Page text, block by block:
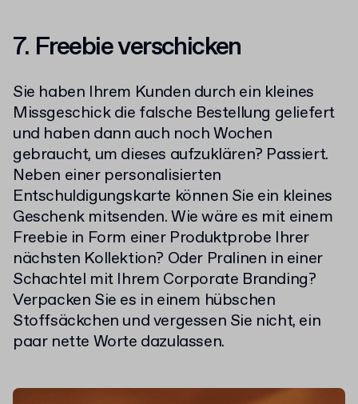
7. Freebie verschicken
Sie haben Ihrem Kunden durch ein kleines
Missgeschick die falsche Bestellung geliefert
und haben dann auch noch Wochen
gebraucht, um dieses aufzuklären? Passiert.
Neben einer personalisierten
Entschuldigungskarte können Sie ein kleines
Geschenk mitsenden. Wie wäre es mit einem
Freebie in Form einer Produktprobe Ihrer
nächsten Kollektion? Oder Pralinen in einer
Schachtel mit Ihrem Corporate Branding?
Verpacken Sie es in einem hübschen
Stoffsäckchen und vergessen Sie nicht, ein
paar nette Worte dazulassen.